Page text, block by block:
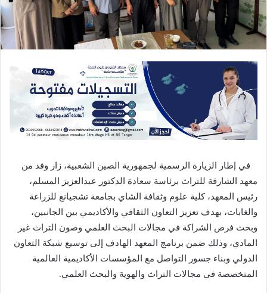
في إطار الزيارة الرسمية لجمهورية الصين الشعبية، زار وفد من
معهد الشارقة للتراث برئاسة سعادة الدكتور عبدالعزيز المسلم،
رئيس المعهد، كلية علوم وثقافة الشاي بجامعة تشجيانغ للزراعة
والغابات، بهدف تعزيز التعاون الثقافي والأكاديمي بين الجانبين،
وبحث فرص الشراكة في مجالات البحث العلمي وصون التراث غير
المادي، وذلك ضمن برنامج المعهد الهادف إلى توسيع شبكة التعاون
الدولي وبناء جسور التواصل مع المؤسسات الأكاديمية العالمية
المتخصصة في مجالات التراث والهوية والبحث العلمي.